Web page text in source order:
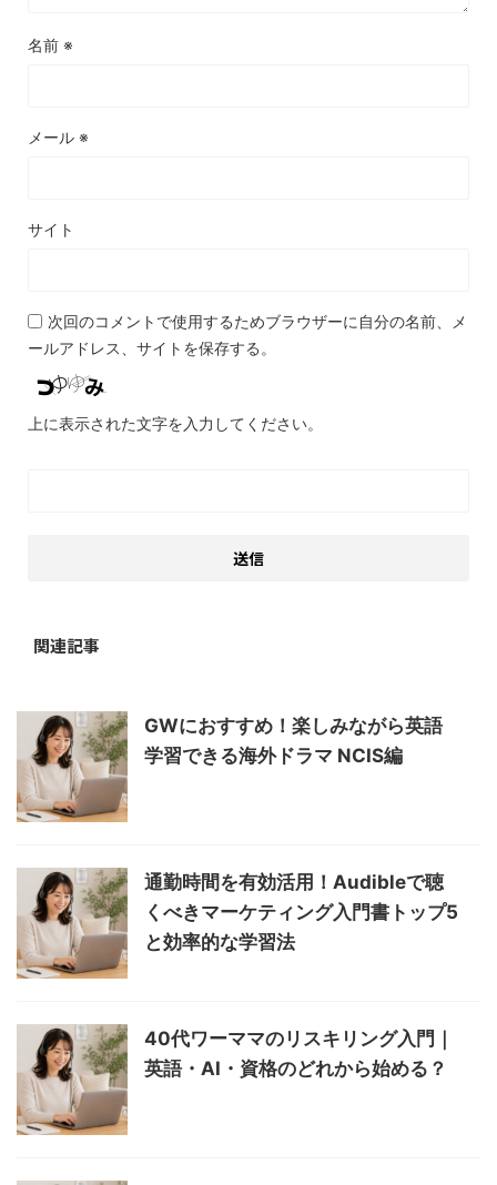
名前 ※
メール ※
サイト
次回のコメントで使用するためブラウザーに自分の名前、メ
ールアドレス、サイトを保存する。
上に表示された文字を入力してください。
関連記事
GWにおすすめ！楽しみながら英語
学習できる海外ドラマ NCIS編
通勤時間を有効活用！Audibleで聴
くべきマーケティング入門書トップ5
と効率的な学習法
40代ワーママのリスキリング入門｜
英語・AI・資格のどれから始める？